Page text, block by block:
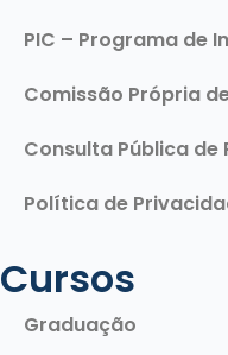
PIC – Programa de
Comissão Própria
Consulta Pública de
Política de
Cursos
Graduação